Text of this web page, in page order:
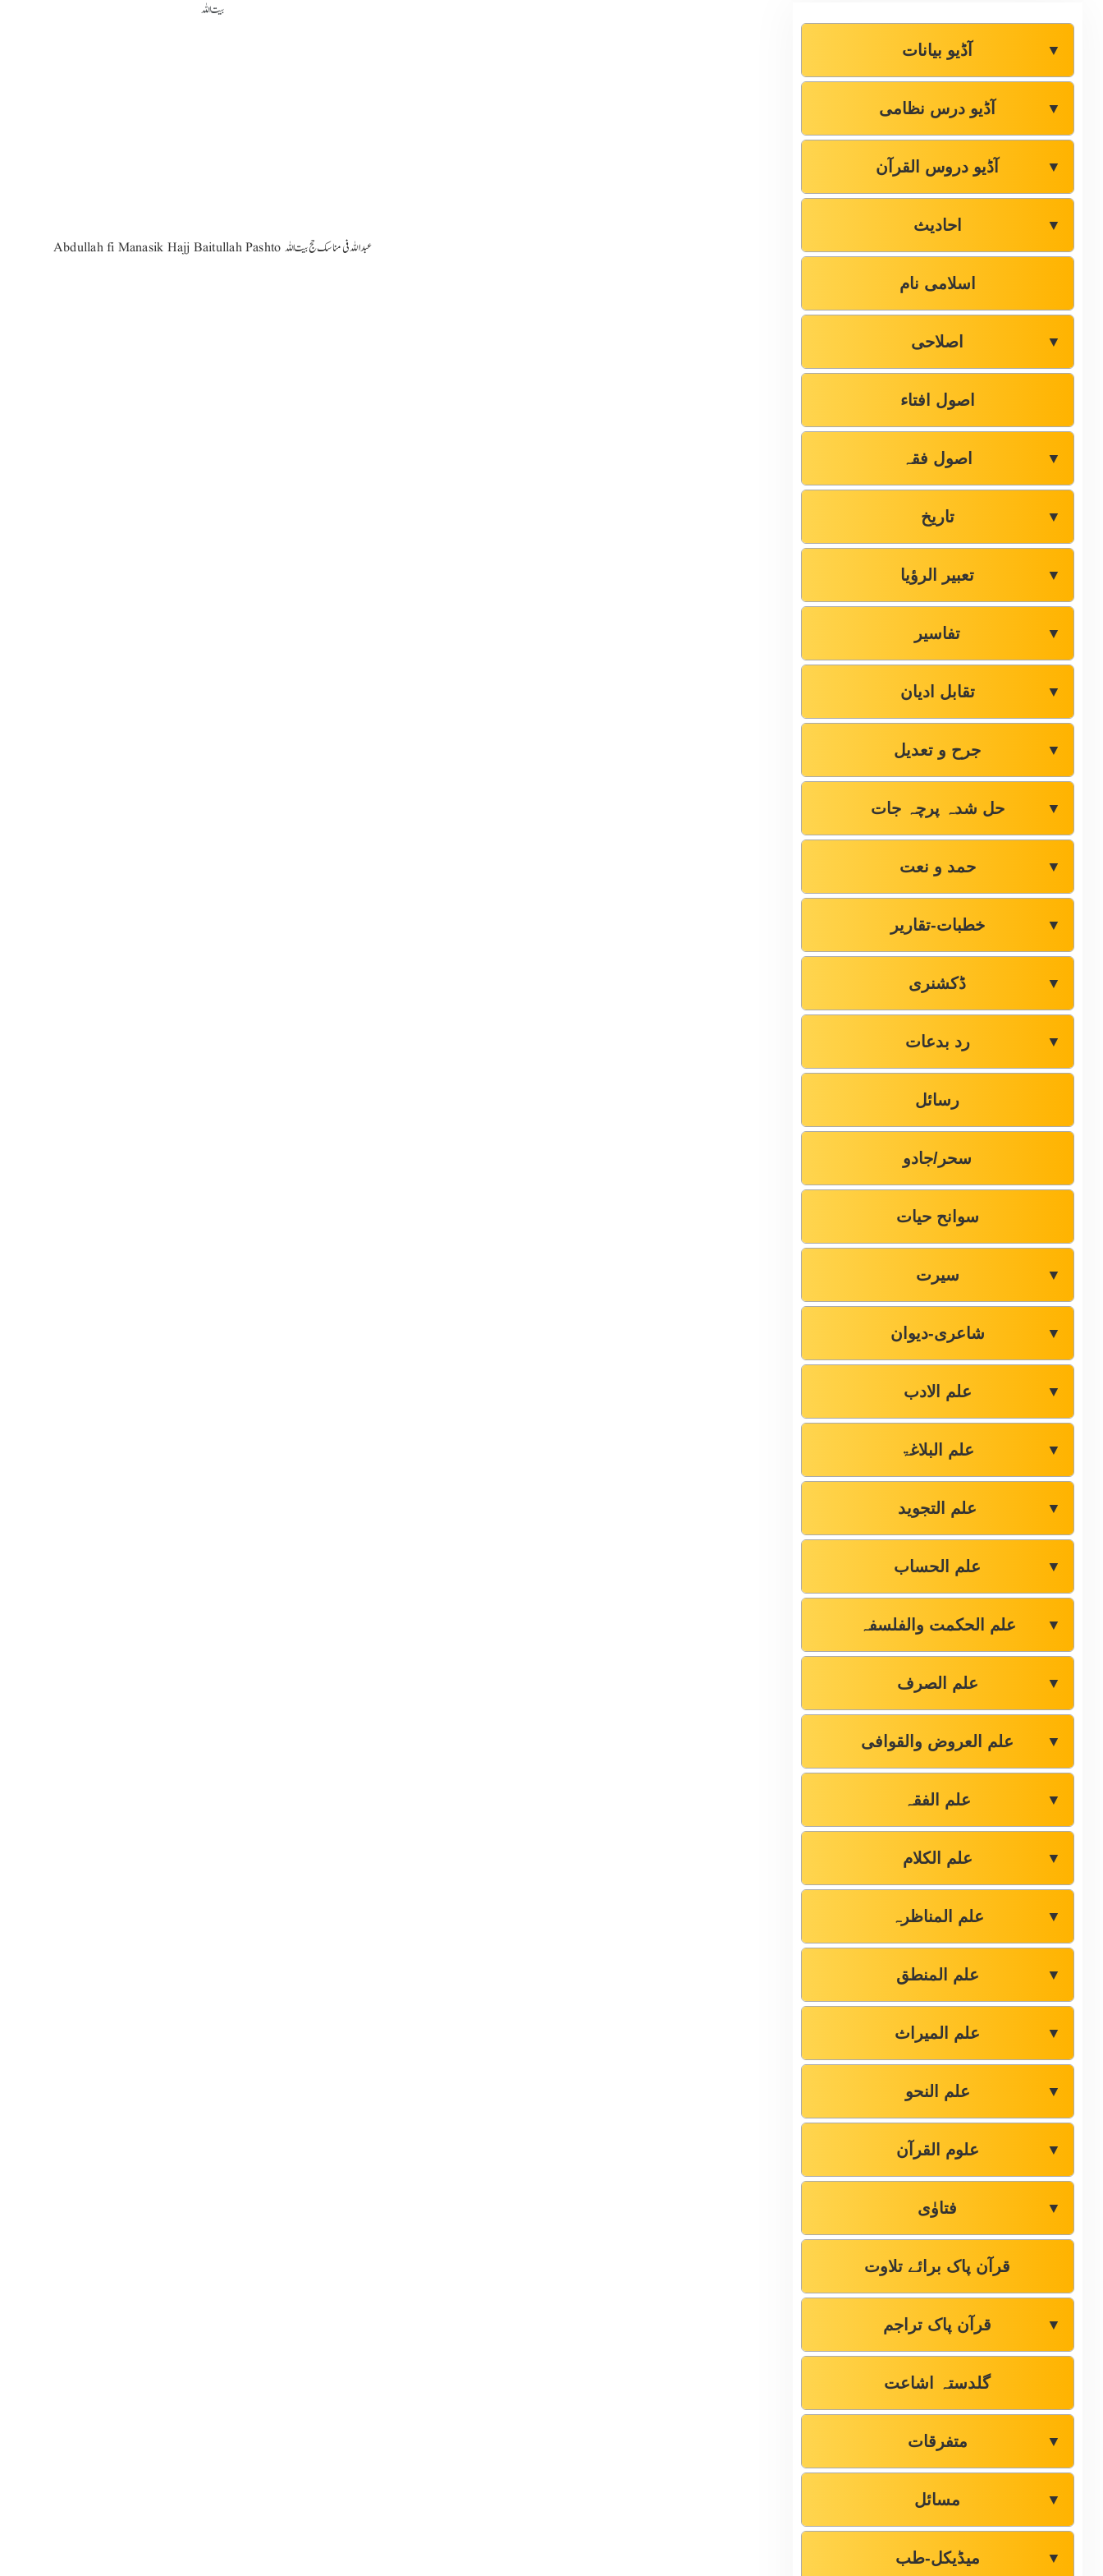
Abdullah fi Manasik Hajj Baitullah Pashto عبداللہ فی مناسک حج بیت اللہ
آڈیو بیانات ▼
آڈیو درس نظامی ▼
آڈیو دروس القرآن ▼
احادیث ▼
اسلامی نام
اصلاحی ▼
اصول افتاء
اصول فقہ ▼
تاریخ ▼
تعبیر الرؤیا ▼
تفاسیر ▼
تقابل ادیان ▼
جرح و تعدیل ▼
حل شدہ پرچہ جات ▼
حمد و نعت ▼
خطبات-تقاریر ▼
ڈکشنری ▼
رد بدعات ▼
رسائل
سحر/جادو
سوانح حیات
سیرت ▼
شاعری-دیوان ▼
علم الادب ▼
علم البلاغۃ ▼
علم التجوید ▼
علم الحساب ▼
علم الحکمت والفلسفہ ▼
علم الصرف ▼
علم العروض والقوافی ▼
علم الفقہ ▼
علم الکلام ▼
علم المناظرہ ▼
علم المنطق ▼
علم المیراث ▼
علم النحو ▼
علوم القرآن ▼
فتاوٰی ▼
قرآن پاک برائے تلاوت
قرآن پاک تراجم ▼
گلدستہ اشاعت
متفرقات ▼
مسائل ▼
میڈیکل-طب ▼